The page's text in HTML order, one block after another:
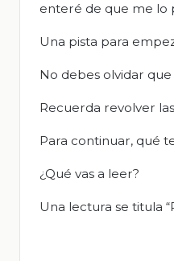
enteré de que me lo
Una pista para
No debes olvidar
Recuerda revolver
Para continuar, qué
¿Qué vas a leer?
Una lectura se titula